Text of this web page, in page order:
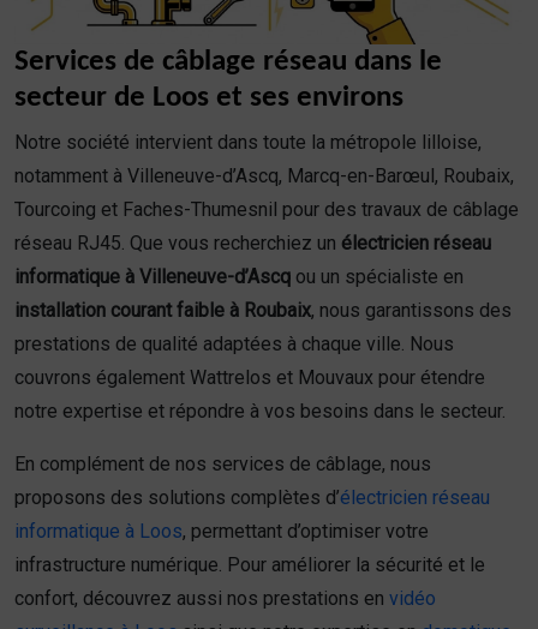
Services de câblage réseau dans le
secteur de Loos et ses environs
Notre société intervient dans toute la métropole lilloise,
notamment à Villeneuve-d’Ascq, Marcq-en-Barœul, Roubaix,
Tourcoing et Faches-Thumesnil pour des travaux de câblage
réseau RJ45. Que vous recherchiez un électricien réseau
informatique à Villeneuve-d’Ascq ou un spécialiste en
installation courant faible à Roubaix, nous garantissons des
prestations de qualité adaptées à chaque ville. Nous
couvrons également Wattrelos et Mouvaux pour étendre
notre expertise et répondre à vos besoins dans le secteur.
En complément de nos services de câblage, nous
proposons des solutions complètes d’électricien réseau
informatique à Loos, permettant d’optimiser votre
infrastructure numérique. Pour améliorer la sécurité et le
confort, découvrez aussi nos prestations en vidéo